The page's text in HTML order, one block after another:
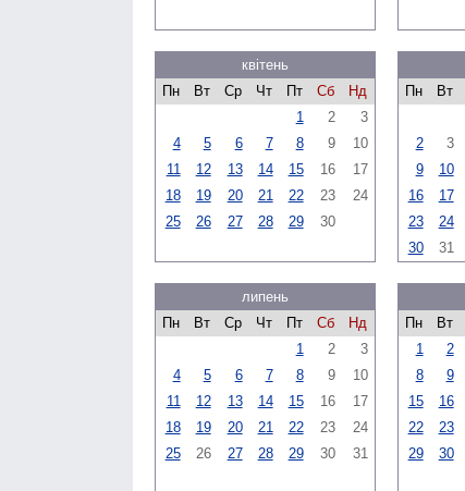
квітень
Пн
Вт Ср Чт Пт Сб
Нд
1
2
3
4
5 6 7 8 9
10
11
12 13 14 15 16
17
18
19 20 21 22 23
24
25
26 27 28 29 30
Пн
Вт
2
3
9
10
16
17
23
24
30
31
липень
Пн
Вт Ср Чт Пт Сб
Нд
1
2
3
4
5 6 7 8 9
10
11
12 13 14 15 16
17
18
19 20 21 22 23
24
25
26 27 28 29 30 31
Пн
Вт
1
2
8
9
15
16
22
23
29
30